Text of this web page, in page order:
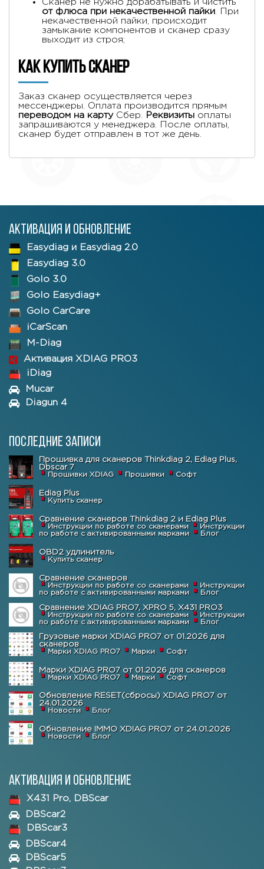
Сканер не нужно дорабатывать и чистить
от флюса при некачественной пайки . При
некачественной пайки, происходит
замыкание компонентов и сканер сразу
выходит из строя;
Как купить сканер
Заказ сканер осуществляется через
мессенджеры. Оплата производится прямым
переводом на картуСбер. Реквизиты оплаты
запрашиваются у менеджера. После оплаты,
сканер будет отправлен в тот же день.
Активация и обновление
Easydiag и Easydiag 2.0
Easydiag 3.0
Golo 3.0
Golo Easydiag+
Golo CarCare
iCarScan
M-Diag
Активация XDIAG PRO3
iDiag
Mucar
Diagun 4
Последние записи
Прошивка для сканеров Thinkdiag 2, Ediag Plus,
Dbscar 7
Прошивки XDIAG Прошивки Софт
Ediag Plus
Купить сканер
Сравнение сканеров Thinkdiag 2 и Ediag Plus
Инструкции по работе со сканерами
Инструкции
по работе с активированными марками
Блог
OBD2 удлинитель
Купить сканер
Сравнение сканеров
Инструкции по работе со сканерами
Инструкции
по работе с активированными марками
Блог
Сравнение XDIAG PRO7, XPRO 5, X431 PRO3
Инструкции по работе со сканерами
Инструкции
по работе с активированными марками
Блог
Грузовые марки XDIAG PRO7 от 01.2026 для
сканеров
Марки XDIAG PRO7 Марки Софт
Марки XDIAG PRO7 от 01.2026 для сканеров
Марки XDIAG PRO7 Марки Софт
Обновление RESET(сбросы) XDIAG PRO7 от
24.01.2026
Новости Блог
Обновление IMMO XDIAG PRO7 от 24.01.2026
Новости Блог
Активация и обновление
X431 Pro, DBScar
DBScar2
DBScar3
DBScar4
DBScar5